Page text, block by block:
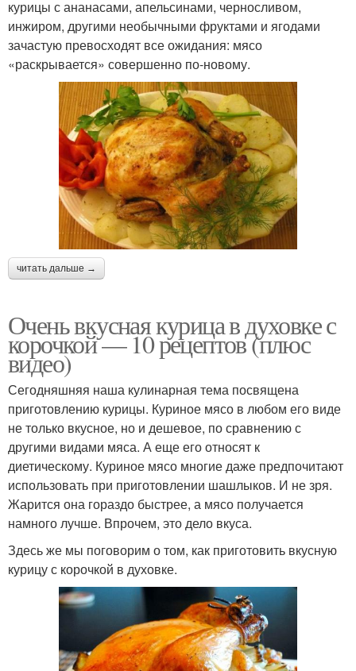
курицы с ананасами, апельсинами, черносливом,
инжиром, другими необычными фруктами и ягодами
зачастую превосходят все ожидания: мясо
«раскрывается» совершенно по-новому.
читать дальше →
Очень вкусная курица в духовке с
корочкой — 10 рецептов (плюс
видео)
Сегодняшняя наша кулинарная тема посвящена
приготовлению курицы. Куриное мясо в любом его виде
не только вкусное, но и дешевое, по сравнению с
другими видами мяса. А еще его относят к
диетическому. Куриное мясо многие даже предпочитают
использовать при приготовлении шашлыков. И не зря.
Жарится она гораздо быстрее, а мясо получается
намного лучше. Впрочем, это дело вкуса.
Здесь же мы поговорим о том, как приготовить вкусную
курицу с корочкой в духовке.